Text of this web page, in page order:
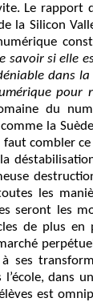
Le rapport
la Silicon
savoir si elle
dans la
pour
du
la
faut combler
les
seront les
de plus
ses
dans
est